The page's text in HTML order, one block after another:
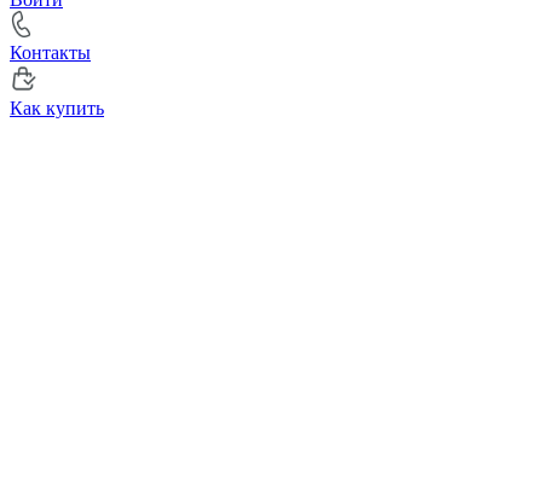
Контакты
Как купить